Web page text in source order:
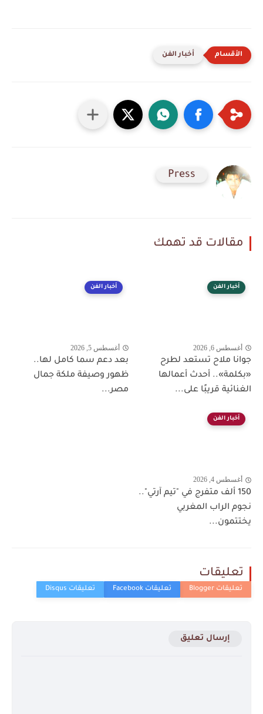
أخبار الفن
Press
مقالات قد تهمك
أخبار الفن
أغسطس 6, 2026
جوانا ملاح تستعد لطرح
«بكلمة».. أحدث أعمالها
الغنائية قريبًا على...
أخبار الفن
أغسطس 5, 2026
بعد دعم سما كامل لها..
ظهور وصيفة ملكة جمال
مصر...
أخبار الفن
أغسطس 4, 2026
150 ألف متفرج في "تيم آرتي"..
نجوم الراب المغربي
يختتمون...
تعليقات
إرسال تعليق